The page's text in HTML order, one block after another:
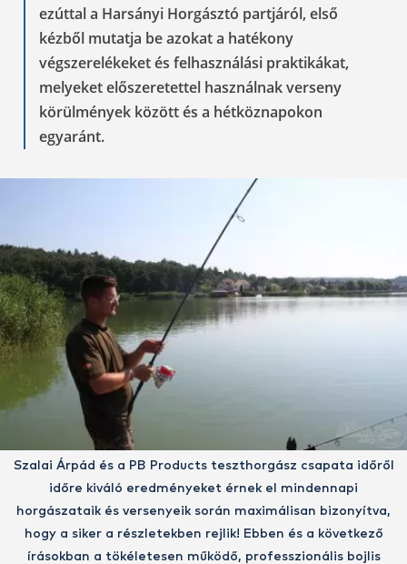
ezúttal a Harsányi Horgásztó partjáról, első
kézből mutatja be azokat a hatékony
végszerelékeket és felhasználási praktikákat,
melyeket előszeretettel használnak verseny
körülmények között és a hétköznapokon
egyaránt.
Szalai Árpád és a PB Products teszthorgász csapata időről
időre kiváló eredményeket érnek el mindennapi
horgászataik és versenyeik során maximálisan bizonyítva,
hogy a siker a részletekben rejlik! Ebben és a következő
írásokban a tökéletesen működő, professzionális bojlis